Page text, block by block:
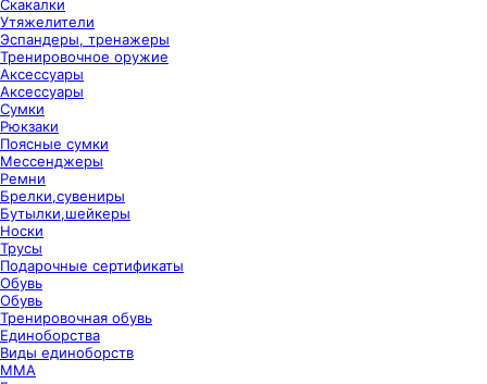
Скакалки
Утяжелители
Эспандеры, тренажеры
Тренировочное оружие
Аксессуары
Аксессуары
Сумки
Рюкзаки
Поясные сумки
Мессенджеры
Ремни
Брелки,сувениры
Бутылки,шейкеры
Носки
Трусы
Подарочные сертификаты
Обувь
Обувь
Тренировочная обувь
Единоборства
Виды единоборств
ММА